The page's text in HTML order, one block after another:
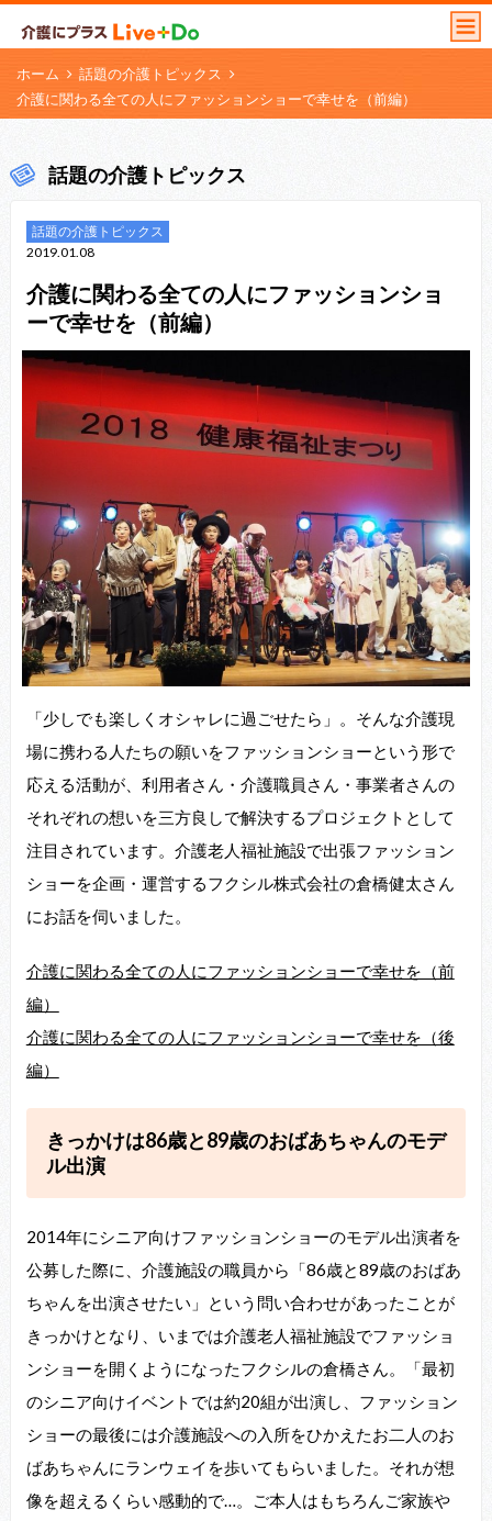
ホーム
話題の介護トピックス
介護に関わる全ての人にファッションショーで幸せを（前編）
話題の介護トピックス
話題の介護トピックス
2019.01.08
介護に関わる全ての人にファッションショ
ーで幸せを（前編）
「少しでも楽しくオシャレに過ごせたら」。そんな介護現
場に携わる人たちの願いをファッションショーという形で
応える活動が、利用者さん・介護職員さん・事業者さんの
それぞれの想いを三方良しで解決するプロジェクトとして
注目されています。介護老人福祉施設で出張ファッション
ショーを企画・運営するフクシル株式会社の倉橋健太さん
にお話を伺いました。
介護に関わる全ての人にファッションショーで幸せを（前
編）
介護に関わる全ての人にファッションショーで幸せを（後
編）
きっかけは86歳と89歳のおばあちゃんのモデ
ル出演
2014年にシニア向けファッションショーのモデル出演者を
公募した際に、介護施設の職員から「86歳と89歳のおばあ
ちゃんを出演させたい」という問い合わせがあったことが
きっかけとなり、いまでは介護老人福祉施設でファッショ
ンショーを開くようになったフクシルの倉橋さん。「最初
のシニア向けイベントでは約20組が出演し、ファッション
ショーの最後には介護施設への入所をひかえたお二人のお
ばあちゃんにランウェイを歩いてもらいました。それが想
像を超えるくらい感動的で…。ご本人はもちろんご家族や